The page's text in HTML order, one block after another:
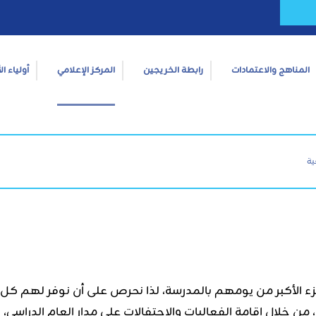
المناهج والاعتمادات رابطة الخريجين المركز الإعلامي أولياء
الأكبر من يومهم بالمدرسة، لذا نحرص على أن نوفر لهم